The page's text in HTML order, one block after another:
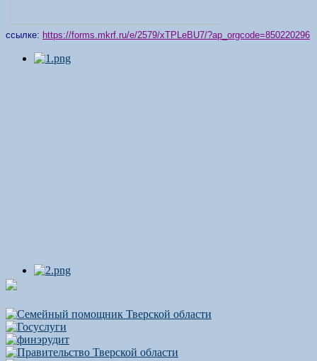
ссылке: https://forms.mkrf.ru/e/2579/xTPLeBU7/?ap_orgcode=850220296